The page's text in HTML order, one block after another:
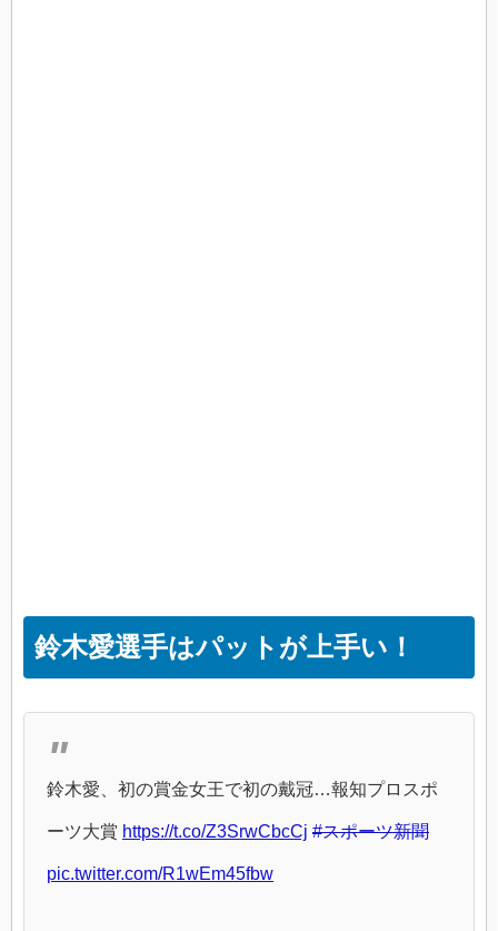
鈴木愛選手はパットが上手い！
鈴木愛、初の賞金女王で初の戴冠…報知プロスポ
ーツ大賞 https://t.co/Z3SrwCbcCj #スポーツ新聞
pic.twitter.com/R1wEm45fbw